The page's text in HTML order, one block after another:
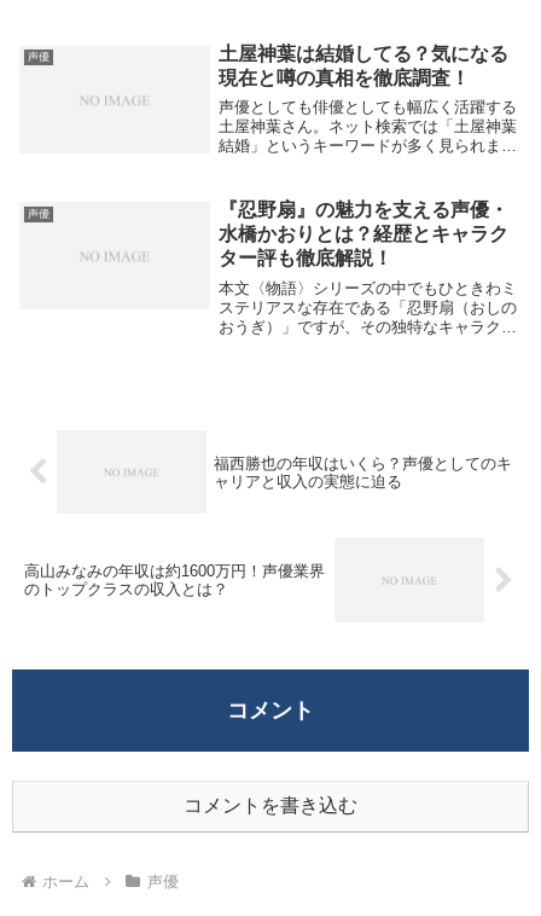
の？」「彼氏や結婚の噂ってあるの？」と
気になる人も...
声優
土屋神葉は結婚してる？気になる
現在と噂の真相を徹底調査！
声優としても俳優としても幅広く活躍する
土屋神葉さん。ネット検索では「土屋神葉
結婚」というキーワードが多く見られます
葉さんの結婚にまつわる噂や、現在の活躍
についてま...
声優
『忍野扇』の魅力を支える声優・
水橋かおりとは？経歴とキャラク
ター評も徹底解説！
本文〈物語〉シリーズの中でもひときわミ
ステリアスな存在である「忍野扇（おしの
おうぎ）」ですが、その独特なキャラクタ
福西勝也の年収はいくら？声優としてのキ
ャリアと収入の実態に迫る
高山みなみの年収は約1600万円！声優業界
のトップクラスの収入とは？
コメント
コメントを書き込む
ホーム 声優